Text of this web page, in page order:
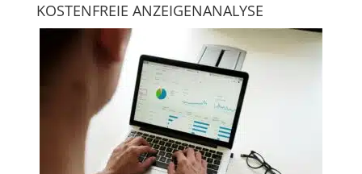
KOSTENFREIE ANZEIGENANALYSE